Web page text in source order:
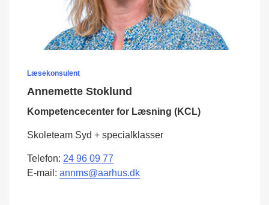
Læsekonsulent
Annemette Stoklund
Kompetencecenter for Læsning (KCL)
Skoleteam Syd + specialklasser
Telefon: 24 96 09 77
E-mail: annms@aarhus.dk